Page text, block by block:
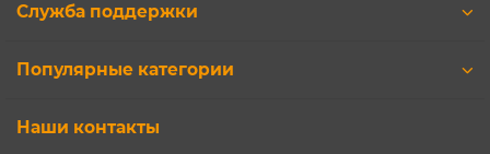
Служба поддержки
Популярные категории
Наши контакты